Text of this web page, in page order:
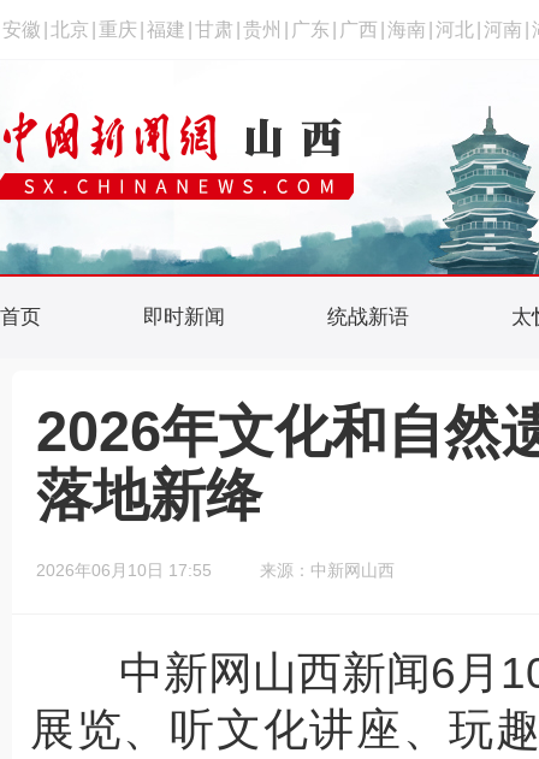
安徽 北京 重庆 福建 甘肃 贵州 广东 广西 海南 河北 河南
首页 即时新闻 统战新语 太
2026年文化和自然
落地新绛
2026年06月10日 17:55 来源：中新网山西
中新网山西新闻6月10
展览、听文化讲座、玩